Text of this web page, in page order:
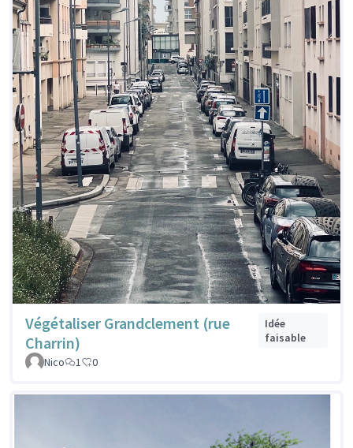
Végétaliser Grandclement (rue
Charrin)
Idée
faisable
Nico
1 0